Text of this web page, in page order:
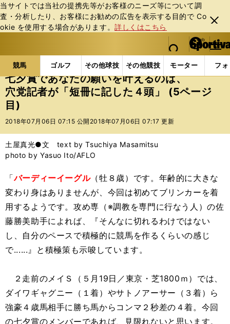
当サイトでは当社の提携先等がお客様のニーズ等について調
査・分析したり、お客様にお勧めの広告を表⽰する⽬的で Co
okie を使⽤する場合があります。詳しくはこちら
閉じ
る
web Sportiva (webスポルティーバ)
検索
マイペ
ー
ジ
メニュ
競馬 ゴルフ その他球技 その他競技 モーター フ
b
ス
ポ
ル
テ
ー
バ
競馬の記事一覧 競馬 七夕賞であなたの願いを叶え
七夕賞であなたの願いを叶えるのは、
穴党記者が「短冊に記した４頭」 (5ページ
目)
2018年07月06日 07:15 公開 2018年07月06日 07:17 更新
土屋真光●文 text by Tsuchiya Masamitsu
photo by Yasuo Ito/AFLO
「バーディーイーグル（牡８歳）です。年齢的に大きな
変わり身はありませんが、今回は初めてブリンカーを着
用するようです。攻め専（※調教を専門に行なう人）の佐
藤勝美助手によれば、『そんなに切れるわけではない
し、自分のペースで積極的に競馬を作るくらいの感じ
で......』と積極策も示唆しています。
２走前のメイＳ（５月19日／東京・芝1800ｍ）では、
ダイワギャグニー（１着）やサトノアーサー（３着）ら
強豪４歳馬相手に勝ち馬からコンマ２秒差の４着。今回
の七夕賞のメンバーであれば、見限れないと思います。